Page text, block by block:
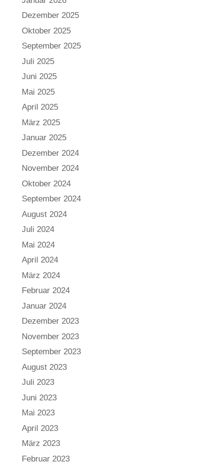
Dezember 2025
Oktober 2025
September 2025
Juli 2025
Juni 2025
Mai 2025
April 2025
März 2025
Januar 2025
Dezember 2024
November 2024
Oktober 2024
September 2024
August 2024
Juli 2024
Mai 2024
April 2024
März 2024
Februar 2024
Januar 2024
Dezember 2023
November 2023
September 2023
August 2023
Juli 2023
Juni 2023
Mai 2023
April 2023
März 2023
Februar 2023